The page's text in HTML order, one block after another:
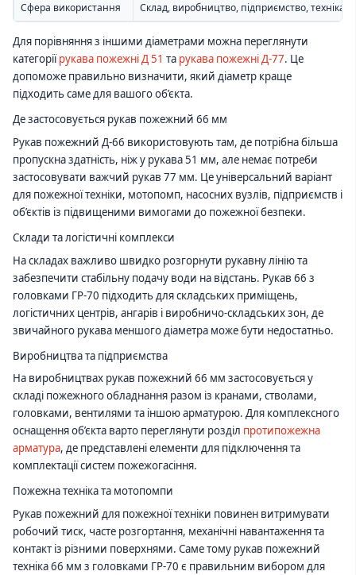
Сфера використання Склад, виробництво, підприємство, техніка
Для порівняння з іншими діаметрами можна переглянути
категоріїрукава пожежні Д 51 та рукава пожежні Д-77. Це
допоможе правильно визначити, який діаметр краще
підходить саме для вашого об’єкта.
Де застосовується рукав пожежний 66 мм
Рукав пожежний Д-66 використовують там, де потрібна більша
пропускна здатність, ніж у рукава 51 мм, але немає потреби
застосовувати важчий рукав 77 мм. Це універсальний варіант
для пожежної техніки, мотопомп, насосних вузлів, підприємств і
об’єктів із підвищеними вимогами до пожежної безпеки.
Склади та логістичні комплекси
На складах важливо швидко розгорнути рукавну лінію та
забезпечити стабільну подачу води на відстань. Рукав 66 з
головками ГР-70 підходить для складських приміщень,
логістичних центрів, ангарів і виробничо-складських зон, де
звичайного рукава меншого діаметра може бути недостатньо.
Виробництва та підприємства
На виробництвах рукав пожежний 66 мм застосовується у
складі пожежного обладнання разом із кранами, стволами,
головками, вентилями та іншою арматурою. Для комплексного
оснащення об’єкта варто переглянути розділ протипожежна
арматура, де представлені елементи для підключення та
комплектації систем пожежогасіння.
Пожежна техніка та мотопомпи
Рукав пожежний для пожежної техніки повинен витримувати
робочий тиск, часте розгортання, механічні навантаження та
контакт із різними поверхнями. Саме тому рукав пожежний
техніка 66 мм з головками ГР-70 є правильним вибором для